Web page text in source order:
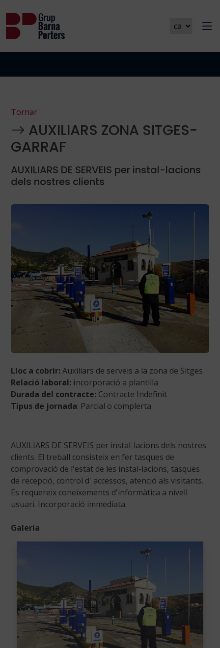
OFERTA DE TREBALL
Tornar
AUXILIARS ZONA SITGES-
GARRAF
AUXILIARS DE SERVEIS per instal-lacions
dels nostres clients
Lloc a cobrir: Auxiliars de serveis a la zona de Sitges
Relació laboral: incorporació a plantilla
Durada del contracte: Contracte Indefinit
Tipus de jornada: Parcial o complerta
AUXILIARS DE SERVEIS per instal-lacions dels nostres
clients. El treball consisteix en fer tasques de
comprovació de l'estat de les instal-lacions, tasques
de recepció, control d' accessos, atenció als visitants.
Es requereix coneixements d'informàtica a nivell
usuari. Incorporació immediata.
Galeria